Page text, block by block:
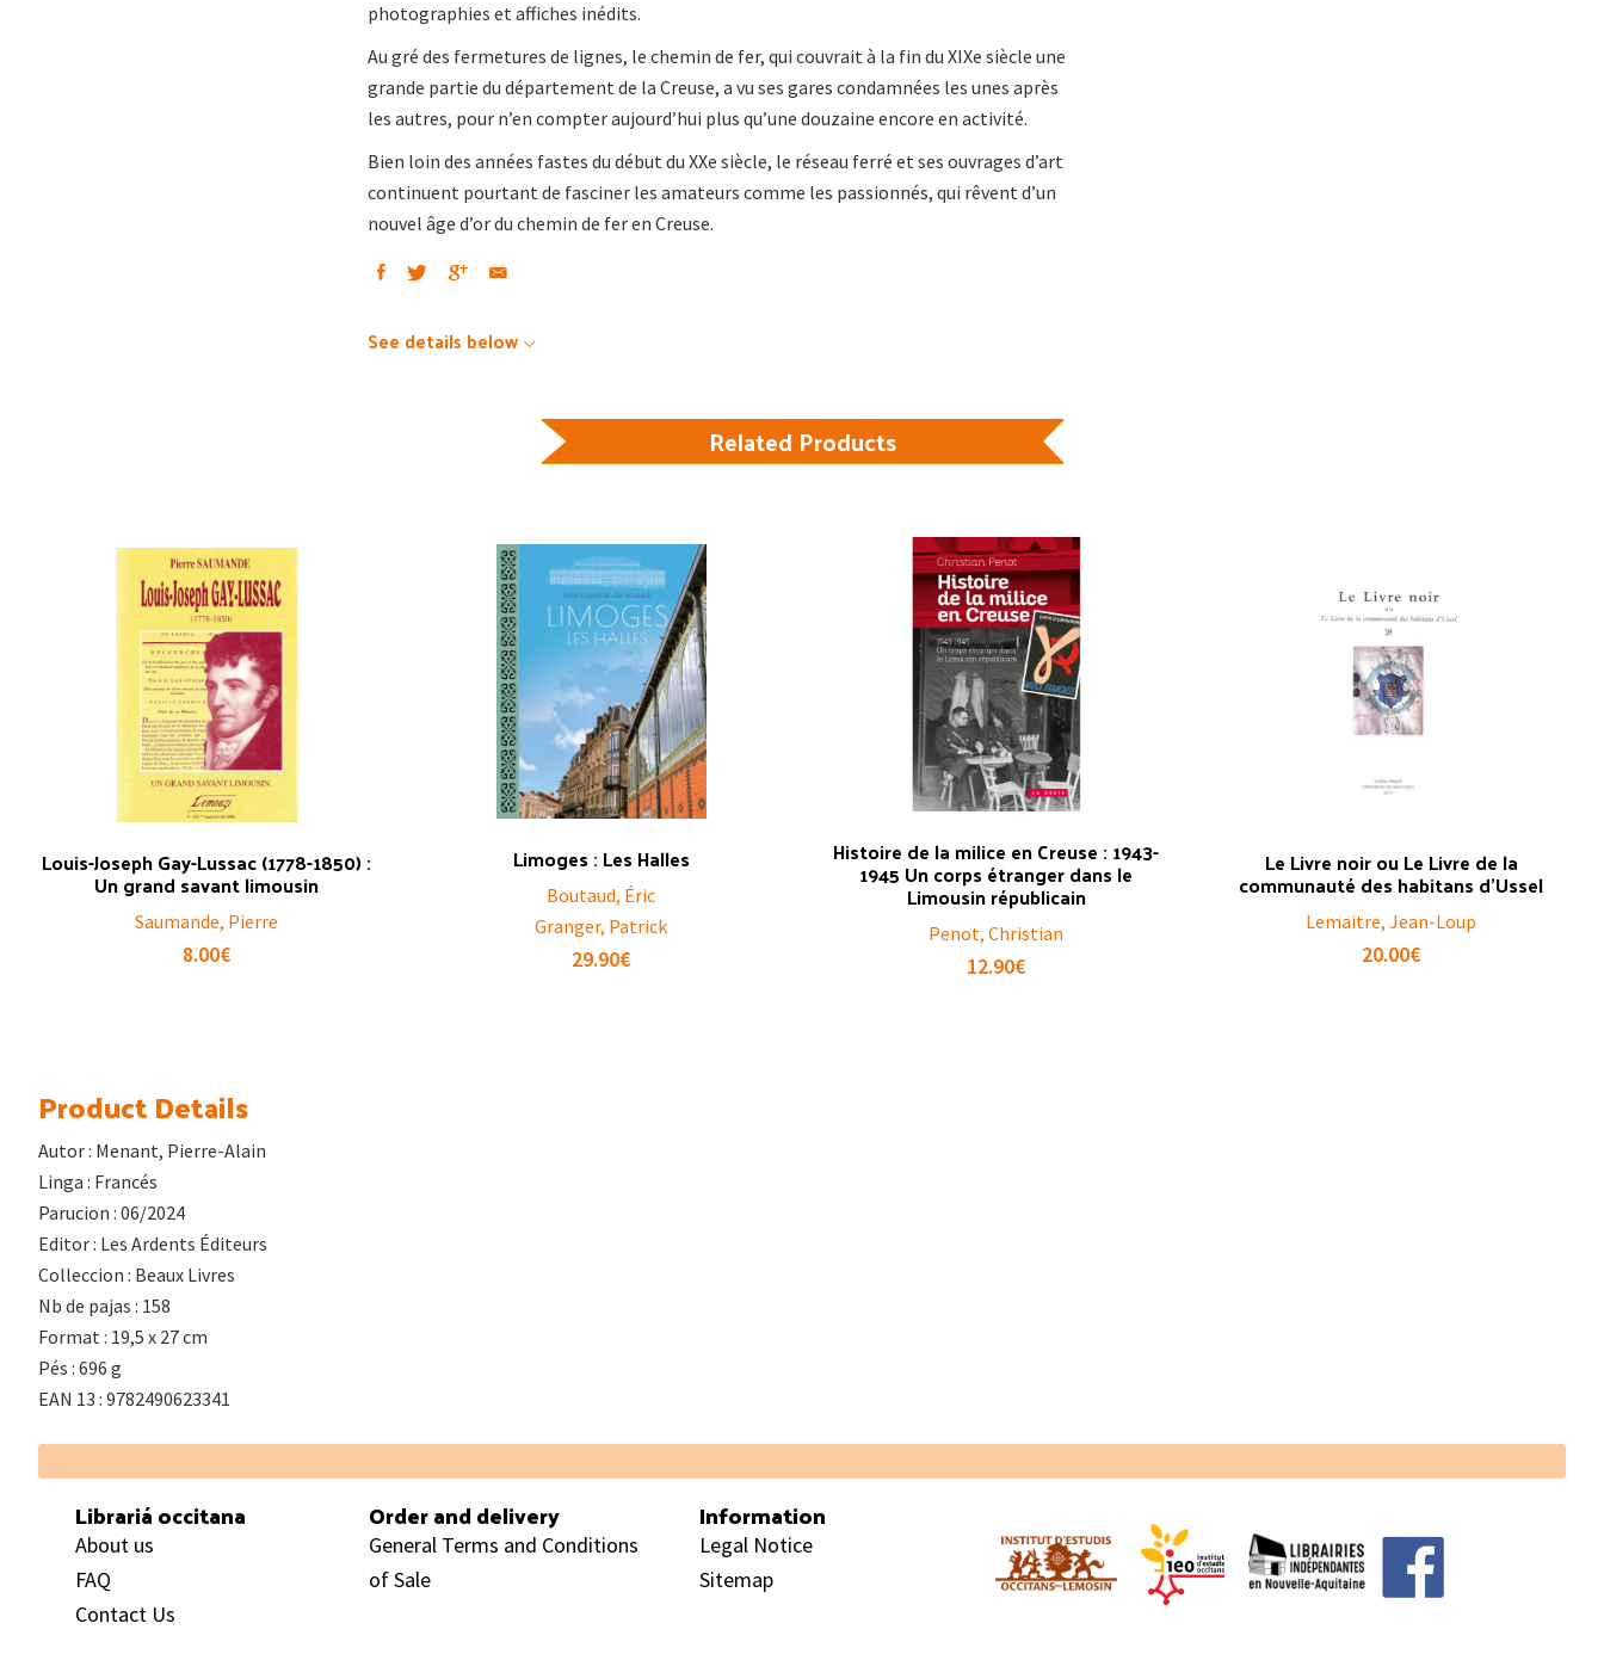
photographies et affiches inédits.
Au gré des fermetures de lignes, le chemin de fer, qui couvrait à la fin du XIXe siècle une
grande partie du département de la Creuse, a vu ses gares condamnées les unes après
les autres, pour n’en compter aujourd’hui plus qu’une douzaine encore en activité.
Bien loin des années fastes du début du XXe siècle, le réseau ferré et ses ouvrages d’art
continuent pourtant de fasciner les amateurs comme les passionnés, qui rêvent d’un
nouvel âge d’or du chemin de fer en Creuse.
See details below
Related Products
Louis-Joseph Gay-Lussac (1778-1850) :
Un grand savant limousin
Saumande, Pierre
8.00€
Limoges : Les Halles
Boutaud, Éric
Granger, Patrick
29.90€
Histoire de la milice en Creuse : 1943-
1945 Un corps étranger dans le
Limousin républicain
Penot, Christian
12.90€
Le Livre noir ou Le Livre de la
communauté des habitans d’Ussel
Lemaitre, Jean-Loup
20.00€
Product Details
Autor : Menant, Pierre-Alain
Linga : Francés
Parucion : 06/2024
Editor : Les Ardents Éditeurs
Colleccion : Beaux Livres
Nb de pajas : 158
Format : 19,5 x 27 cm
Pés : 696 g
EAN 13 : 9782490623341
Footer
Librariá occitana
About us
FAQ
Contact Us
Order and delivery
General Terms and Conditions
of Sale
Information
Legal Notice
Sitemap